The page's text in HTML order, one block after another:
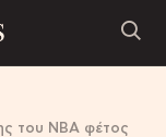
του NBA φέτος